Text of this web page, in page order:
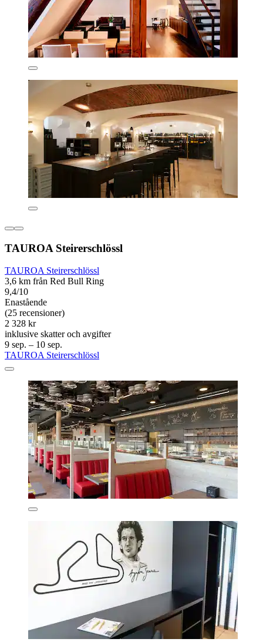
TAUROA Steirerschlössl
TAUROA Steirerschlössl
3,6 km från Red Bull Ring
9,4/10
Enastående
(25 recensioner)
2 328 kr
inklusive skatter och avgifter
9 sep. – 10 sep.
TAUROA Steirerschlössl